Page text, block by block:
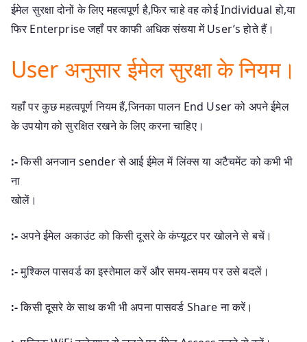
ईमेल सुरक्षा दोनों के लिए महत्वपूर्ण है,फिर चाहे वह कोई Individual हो,या
फिर Enterprise जहाँ पर काफी अधिक संख्या में User’s होते हैं।
User अनुसार ईमेल सुरक्षा के नियम।
यहाँ पर कुछ महत्वपूर्ण नियम हैं,जिनका पालन End User को अपने ईमेल
के उपयोग को सुरक्षित रखने के लिए करना चाहिए।
:-किसी अनजान sender से आई ईमेल में लिंक्स या अटैचमेंट को कभी भी
ना
खोलें।
:-अपने ईमेल अकाउंट को किसी दूसरे के कंप्यूटर पर खोलने से बचें।
:-मुश्किल पासवर्ड का इस्तेमाल करें और समय-समय पर उसे बदलें।
:-किसी दूसरे के साथ कभी भी अपना पासवर्ड Share ना करें।